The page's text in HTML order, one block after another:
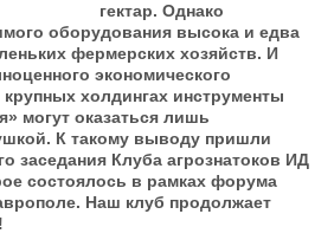
гектар. Однако
оборудования высока и едва
фермерских хозяйств. И
экономического
холдингах инструменты
могут оказаться лишь
К такому выводу пришли
заседания Клуба агрознатоков ИД
состоялось в рамках форума
Наш клуб продолжает